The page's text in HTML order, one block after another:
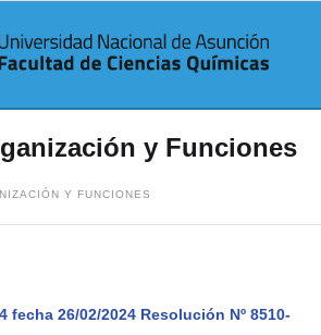
y Funciones
Y FUNCIONES
fecha 26/02/2024 Resolución Nº 8510-